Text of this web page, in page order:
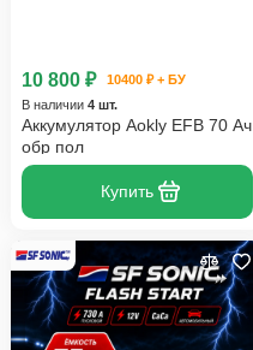
10 800 ₽
10400 ₽ + БУ
В наличии 4 шт.
Аккумулятор Aokly EFB 70 Ач
обр пол
Купить